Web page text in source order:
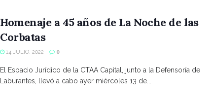
Homenaje a 45 años de La Noche de las
Corbatas
14 JULIO, 2022 0
El Espacio Jurídico de la CTAA Capital, junto a la Defensoría de
Laburantes, llevó a cabo ayer miércoles 13 de...